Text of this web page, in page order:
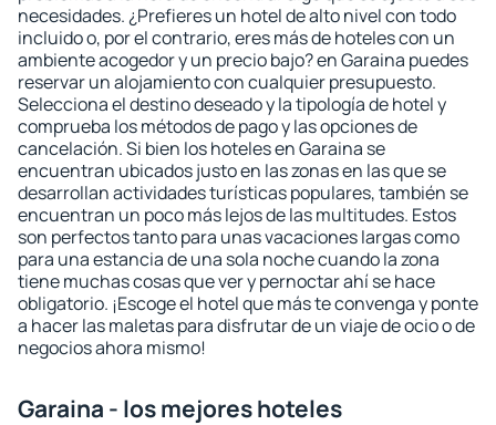
necesidades. ¿Prefieres un hotel de alto nivel con todo
incluido o, por el contrario, eres más de hoteles con un
ambiente acogedor y un precio bajo? en Garaina puedes
reservar un alojamiento con cualquier presupuesto.
Selecciona el destino deseado y la tipología de hotel y
comprueba los métodos de pago y las opciones de
cancelación. Si bien los hoteles en Garaina se
encuentran ubicados justo en las zonas en las que se
desarrollan actividades turísticas populares, también se
encuentran un poco más lejos de las multitudes. Estos
son perfectos tanto para unas vacaciones largas como
para una estancia de una sola noche cuando la zona
tiene muchas cosas que ver y pernoctar ahí se hace
obligatorio. ¡Escoge el hotel que más te convenga y ponte
a hacer las maletas para disfrutar de un viaje de ocio o de
negocios ahora mismo!
Garaina - los mejores hoteles